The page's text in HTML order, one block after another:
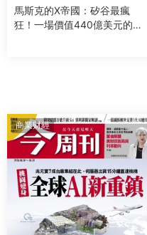
馬斯克的X帝國：矽谷最瘋
狂！一場價值440億美元的推
商業财經